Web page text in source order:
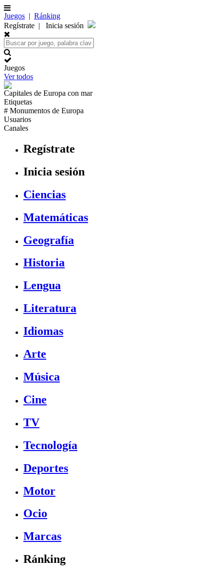
Juegos | Ránking
Regístrate | Inicia sesión
Juegos
Ver todos
Capitales de Europa con mar
Etiquetas
# Monumentos de Europa
Usuarios
Canales
Regístrate
Inicia sesión
Ciencias
Matemáticas
Geografía
Historia
Lengua
Literatura
Idiomas
Arte
Música
Cine
TV
Tecnología
Deportes
Motor
Ocio
Marcas
Ránking